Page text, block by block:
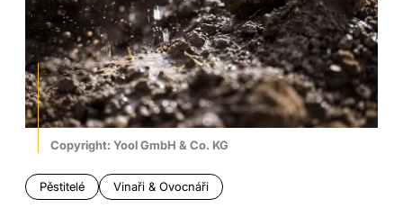
Copyright: Yool GmbH & Co. KG
Pěstitelé Vinaři & Ovocnáři